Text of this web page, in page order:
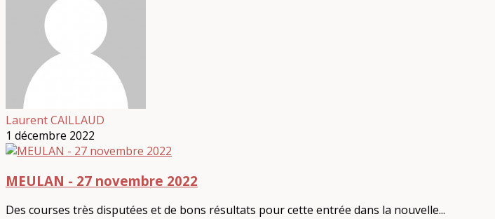
Laurent CAILLAUD
1 décembre 2022
MEULAN - 27 novembre 2022
Des courses très disputées et de bons résultats pour cette entrée dans la nouvelle...